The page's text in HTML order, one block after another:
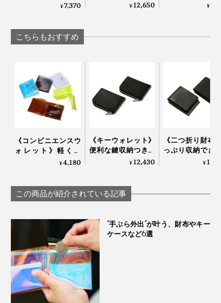
長方形各１個でいろ
アンドゴー
¥7,370
ヤーリールで、どこ
¥12,650
ルエット。大人
¥
こちらもおすすめ
《コンビニエンスウ
ォレット》軽くて
薄〜いクリア素材、
｜sugata
¥4,180
《キーウォレット》
便利な鍵収納つき！
デッドスペースがな
¥12,430
《二つ折り財布
っぷり収納でき
デッドスペース
¥
この商品が紹介されている記事
“手ぶら外出”が叶う、財布やキー
ケースなど6選